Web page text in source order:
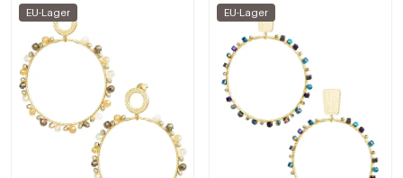
EU-Lager EU-Lager